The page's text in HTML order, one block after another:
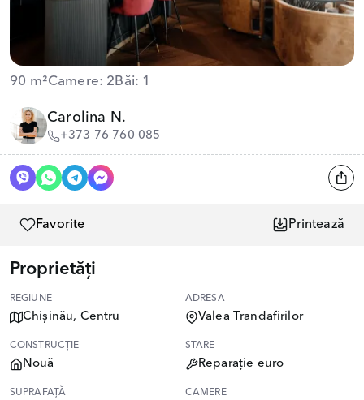
90 m²Camere: 2 Băi: 1
Carolina N.
+373 76 760 085
Favorite Printează
Proprietăți
REGIUNE
Chișinău, Centru
ADRESA
Valea Trandafirilor
CONSTRUCȚIE
Nouă
STARE
Reparație euro
SUPRAFAȚĂ CAMERE